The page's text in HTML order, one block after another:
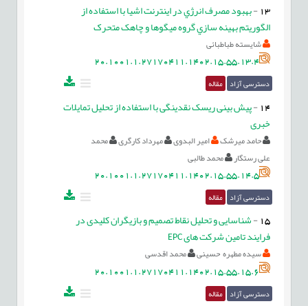
13
-بهبود مصرف انرژي در اینترنت اشیا با استفاده از
الگوریتم بهینه سازي گروه میگوها و چاهک متحرک
شایسته طباطبائی
20.1001.1.27170411.1402.15.55.13.4
دسترسی آزاد مقاله
14
-پیش بینی ریسک نقدینگی با استفاده از تحلیل تمایلات
خبری
حامد میرشک امیر البدوی مهرداد کارگری
محمد
علی رستگار
محمد طالبی
20.1001.1.27170411.1402.15.55.14.5
دسترسی آزاد مقاله
15
-شناسایی و تحلیل نقاط تصمیم و بازیگران کلیدی در
فرایند تامین شرکت های EPC
سیده مطهره حسینی محمد اقدسی
20.1001.1.27170411.1402.15.55.15.6
دسترسی آزاد مقاله